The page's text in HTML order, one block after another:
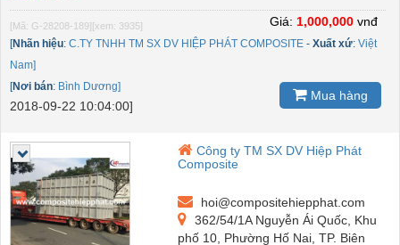
[Mã: G-28208-189] [xem: 3935]
[Nhãn hiệu: C.TY TNHH TM SX DV HIỆP PHÁT COMPOSITE - Xuất xứ: Việt
Nam]
[Nơi bán: Bình Dương]
2018-09-22 10:04:00]
Giá: 1,000,000 vnđ
Mua hàng
Công ty TM SX DV Hiệp Phát
Composite
hoi@compositehiepphat.com
362/54/1A Nguyễn Ái Quốc, Khu
phố 10, Phường Hố Nai, TP. Biên